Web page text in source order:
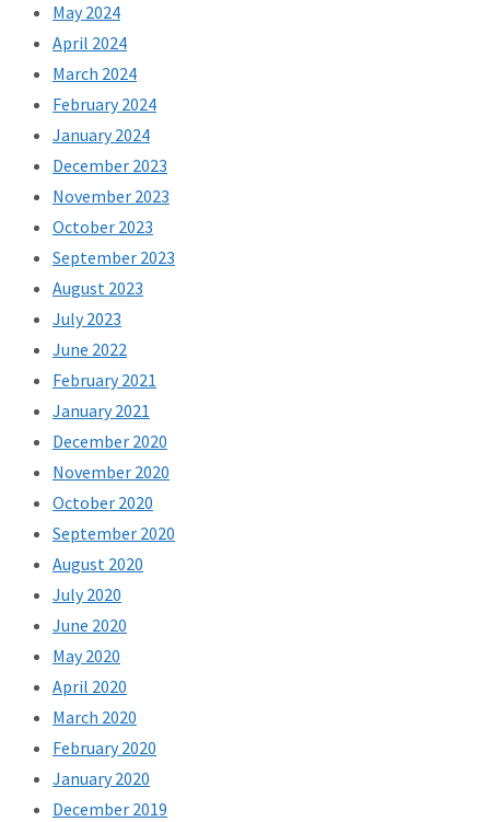
May 2024
April 2024
March 2024
February 2024
January 2024
December 2023
November 2023
October 2023
September 2023
August 2023
July 2023
June 2022
February 2021
January 2021
December 2020
November 2020
October 2020
September 2020
August 2020
July 2020
June 2020
May 2020
April 2020
March 2020
February 2020
January 2020
December 2019